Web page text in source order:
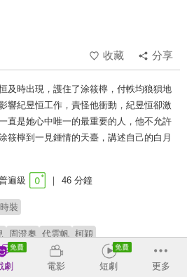
收藏 分享
及時出現，護住了涂筱檸，付軼均狼狽地
響紀昱恒工作，責怪他衝動，紀昱恒卻激
直是她心中唯一的最重要的人，他不允許
筱檸到一見鍾情的天臺，講述自己的白月
遍級 46 分鐘
時裝
周澄奧 代雲帆 柯穎
劇 電影 短劇 更多